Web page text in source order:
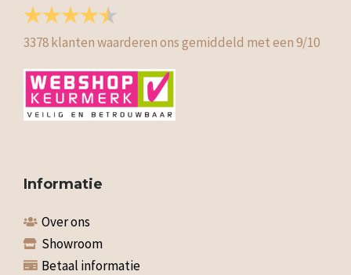
3378klanten waarderen ons gemiddeld met een9/10
Informatie
Over ons
Showroom
Betaal informatie